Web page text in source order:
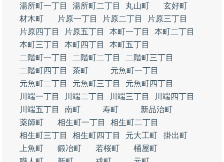
湯所町一丁目
湯所町二丁目 丸山町
玄好町
材木町
片原一丁目 片原二丁目
片原三丁目
片原四丁目
片原五丁目 本町一丁目
本町二丁目
本町三丁目
本町四丁目
本町五丁目
二階町一丁目
二階町二丁目
二階町三丁目
二階町四丁目
茶町
元魚町一丁目
元魚町二丁目
元魚町三丁目
元魚町四丁目
川端一丁目
川端二丁目 川端三丁目
川端四丁目
川端五丁目
南町 寿町
新品治町
薬師町
相生町一丁目
相生町二丁目
相生町三丁目
相生町四丁目 元大工町
掛出町
上魚町
鍛冶町 若桜町
桶屋町